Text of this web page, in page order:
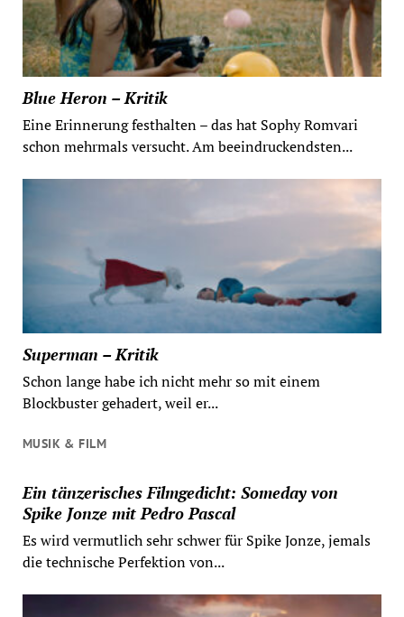
Blue Heron – Kritik
Eine Erinnerung festhalten – das hat Sophy Romvari
schon mehrmals versucht. Am beeindruckendsten...
Superman – Kritik
Schon lange habe ich nicht mehr so mit einem
Blockbuster gehadert, weil er...
MUSIK & FILM
Ein tänzerisches Filmgedicht: Someday von
Spike Jonze mit Pedro Pascal
Es wird vermutlich sehr schwer für Spike Jonze, jemals
die technische Perfektion von...